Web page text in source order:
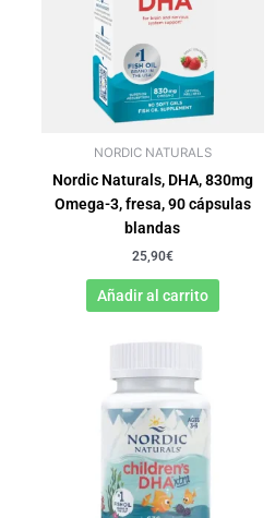
NORDIC NATURALS
Nordic Naturals, DHA, 830mg
Omega-3, fresa, 90 cápsulas
blandas
25,90€
Añadir al carrito